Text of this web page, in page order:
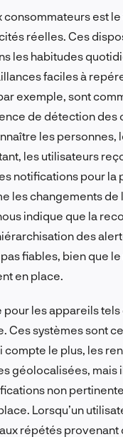
consommateurs est
réelles. Ces
les habitudes
faciles à
exemple, sont
de détection des
les personnes,
les utilisateurs
notifications pour la
les changements de
indique que la
des
fiables, bien que
en place.
pour les appareils tels
Ces systèmes sont
compte le plus, les
géolocalisées, mais
non
Lorsqu’un
répétés